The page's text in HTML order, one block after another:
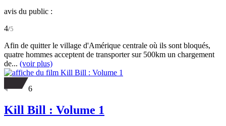
avis du public :
4/5
Afin de quitter le village d'Amérique centrale où ils sont bloqués,
quatre hommes acceptent de transporter sur 500km un chargement
de... (voir plus)
6
Kill Bill : Volume 1